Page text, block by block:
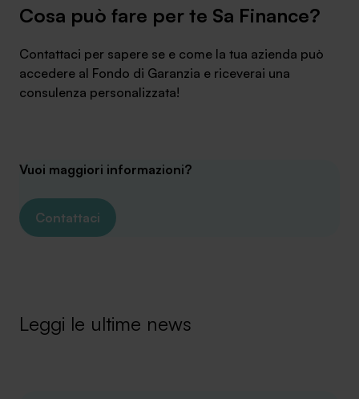
Cosa può fare per te Sa Finance?
Contattaci per sapere se e come la tua azienda può
accedere al Fondo di Garanzia e riceverai una
consulenza personalizzata!
Vuoi maggiori informazioni?
Contattaci
Leggi le ultime news